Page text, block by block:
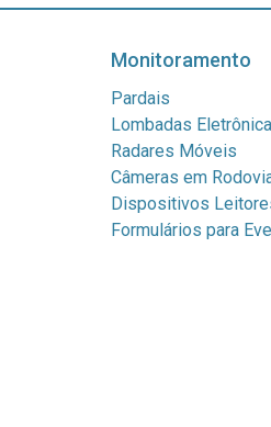
Monitoramento
Pardais
Lombadas
Radares Móveis
Câmeras em
Dispositivos
Formulários para